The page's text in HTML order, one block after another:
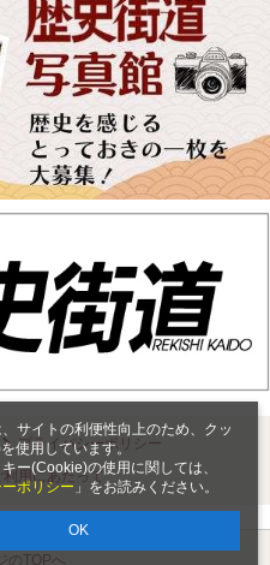
サイトの利便性向上のため、クッ
使用しています。
ー(Cookie)の使用に関しては、
ポリシー 」をお読みください。
OK
プライバシーポリシー
用にあたって
のTOPへ